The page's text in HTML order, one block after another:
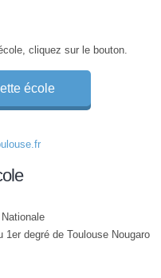
cliquez sur le bouton.
école
1er degré de Toulouse Nougaro